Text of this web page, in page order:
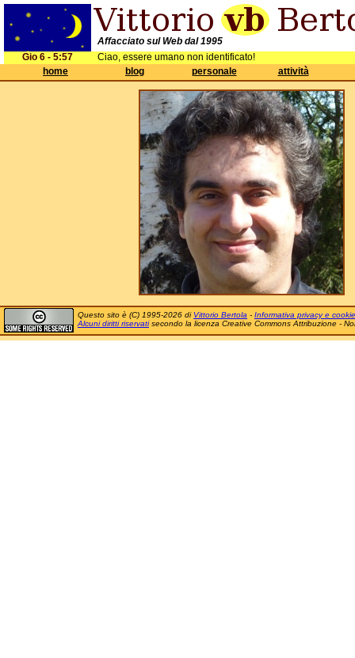
Affacciato sul Web dal 1995
Gio 6 - 5:57
Ciao, essere umano non identificato!
home
blog personale attività
Questo sito è (C) 1995-2026 di Vittorio Bertola - Informativa privacy e cookie
Alcuni diritti riservatisecondo la licenza Creative Commons Attribuzione -